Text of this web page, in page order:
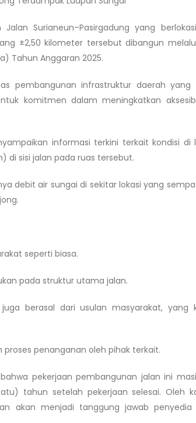
Surianeun–Pasirgadung yang
±2,50 kilometer tersebut dibangun
Tahun Anggaran 2025.
pembangunan infrastruktur daerah yang
komitmen dalam meningkatkan
informasi terkini terkait kondisi di
sisi jalan pada ruas tersebut.
debit air sungai di sekitar lokasi yang
seperti biasa.
pada struktur utama jalan.
berasal dari usulan masyarakat, yang
penanganan oleh pihak terkait.
pekerjaan pembangunan jalan ini
tahun setelah pekerjaan selesai. Oleh
akan menjadi tanggung jawab penyedia